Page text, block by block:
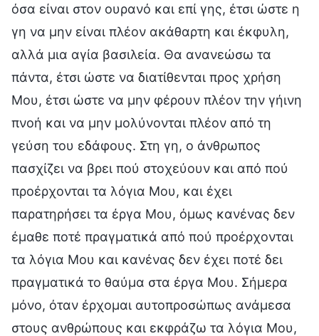
όσα είναι στον ουρανό και επί γης, έτσι ώστε η
γη να μην είναι πλέον ακάθαρτη και έκφυλη,
αλλά μια αγία βασιλεία. Θα ανανεώσω τα
πάντα, έτσι ώστε να διατίθενται προς χρήση
Μου, έτσι ώστε να μην φέρουν πλέον την γήινη
πνοή και να μην μολύνονται πλέον από τη
γεύση του εδάφους. Στη γη, ο άνθρωπος
πασχίζει να βρει πού στοχεύουν και από πού
προέρχονται τα λόγια Μου, και έχει
παρατηρήσει τα έργα Μου, όμως κανένας δεν
έμαθε ποτέ πραγματικά από πού προέρχονται
τα λόγια Μου και κανένας δεν έχει ποτέ δει
πραγματικά το θαύμα στα έργα Μου. Σήμερα
μόνο, όταν έρχομαι αυτοπροσώπως ανάμεσα
στους ανθρώπους και εκφράζω τα λόγια Μου,